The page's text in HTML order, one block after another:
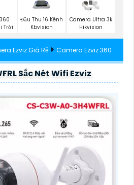
Trời
Đầu Thu 16 Kênh
Kbvision
Camera Ultra 3k
Hikvision
Ezviz Giá Rẻ Camera Ezviz 360
Sắc Nét Wifi Ezviz